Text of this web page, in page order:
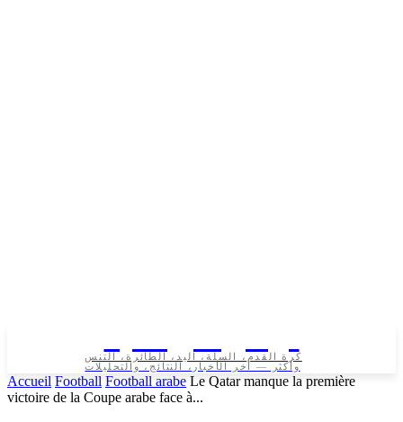
كرة القدم، السلة، اليد، الطائرة، التنس
وأكثر — آخر الأخبار، النتائج، والتحليلات
Accueil Football Football arabe Le Qatar manque la première
victoire de la Coupe arabe face à...